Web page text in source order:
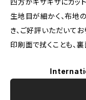
四方がギザギザにカッ
生地目が細かく、布地
き、ご好評いただいてお
印刷面で拭くことも、